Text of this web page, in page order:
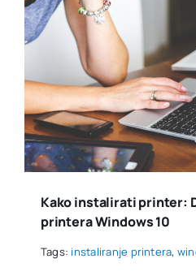
Kako instalirati printer:
printera Windows 10
Tags: instaliranje printera,